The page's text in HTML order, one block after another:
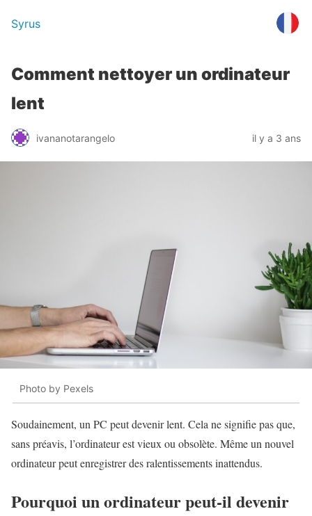
Syrus
Comment nettoyer un ordinateur
lent
ivananotarangelo il y a 3 ans
Photo by Pexels
Soudainement, un PC peut devenir lent. Cela ne signifie pas que,
sans préavis, l’ordinateur est vieux ou obsolète. Même un nouvel
ordinateur peut enregistrer des ralentissements inattendus.
Pourquoi un ordinateur peut-il devenir